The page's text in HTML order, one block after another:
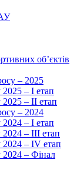
об’єктів
– 2025
2025 – I етап
2025 – II етап
– 2024
2024 – I етап
2024 – III етап
2024 – IV етап
2024 – Фінал